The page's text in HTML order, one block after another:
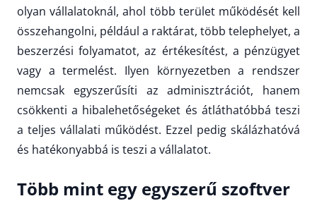
olyan vállalatoknál, ahol több terület működését kell
összehangolni, például a raktárat, több telephelyet, a
beszerzési folyamatot, az értékesítést, a pénzügyet
vagy a termelést. Ilyen környezetben a rendszer
nemcsak egyszerűsíti az adminisztrációt, hanem
csökkenti a hibalehetőségeket és átláthatóbbá teszi
a teljes vállalati működést. Ezzel pedig skálázhatóvá
és hatékonyabbá is teszi a vállalatot.
Több mint egy egyszerű szoftver